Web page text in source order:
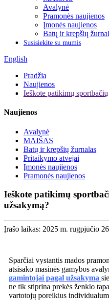
Avalynė
Pramonės naujienos
Įmonės naujienos
Batų ir krepšių
Susisiekite su mumis
English
Pradžia
Naujienos
Ieškote patikimų
Naujienos
Avalynė
MAIŠAS
Batų ir krepšių žurnalas
Pritaikymo atvejai
Įmonės naujienos
Pramonės naujienos
Ieškote patikimų
užsakymą?
Įrašo laikas: 2025 m. rugpjūčio
Sparčiai vystantis mados
atsisako masinės gamybos
gamintojai pagal užsakymą
ne tik stiprina prekės ženklo
vartotojų poreikius